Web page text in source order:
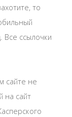
то
ссылочки
сайте не
на сайт